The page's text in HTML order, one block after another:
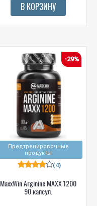
В КОРЗИНУ
Предтренировочные
продукты
-29%
MaxxWin Arginine MAXX 1200
90 капсул.
(4)